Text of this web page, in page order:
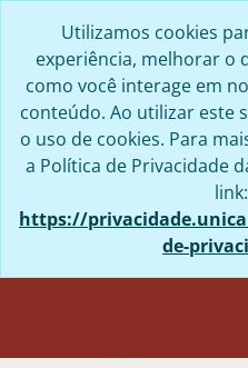
Utilizamos cookies
experiência, melhorar o
como você interage em
conteúdo. Ao utilizar este
o uso de cookies. Para
a Política de Privacidade
link:
https://
de-